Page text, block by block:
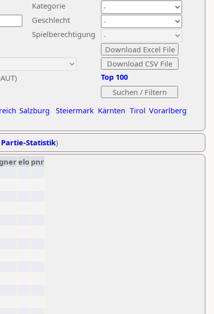
Kategorie
Geschlecht
Spielberechtigung
Salzburg Steiermark Kärnten Tirol Vorarlberg
Top 100
Statistik)
elo pnr